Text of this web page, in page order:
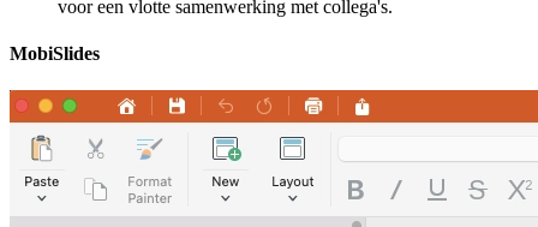
voor een vlotte samenwerking met collega's.
MobiSlides